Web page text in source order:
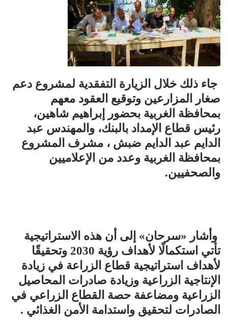
جاء ذلك خلال الزيارة التفقدية لمشروع دعم
صغار المزارعين وتوقيع العقود معهم
بمحافظة الغربية بحضور إبراهيم شاهين،
رئيس قطاع الإمداد بالبنك، والمهندس عبد
الدايم عبد الدايم ضبش ، مشرف المشروع
بمحافظة الغربية وعدد من الإعلاميين
والصحفيين.
وأشار «سرحان» إلى أن هذه الاستراتيجية
تأتي استكمالًا لأهداف رؤية 2030 وتحقيقًا
لأهداف استراتيجية قطاع الزراعة في زيادة
الإنتاجية الزراعية وزيادة صادرات المحاصيل
الزراعية ومضاعفة حصة القطاع الزراعي في
الصادرات لتحقيق واستدامة الأمن الغذائي .